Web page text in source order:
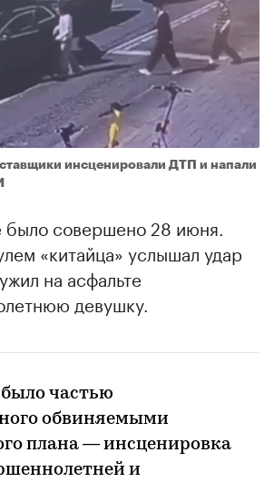
инсценировали ДТП и напали
было совершено 28 июня.
«китайца» услышал удар
на асфальте
девушку.
было частью
обвиняемыми
плана — инсценировка
и